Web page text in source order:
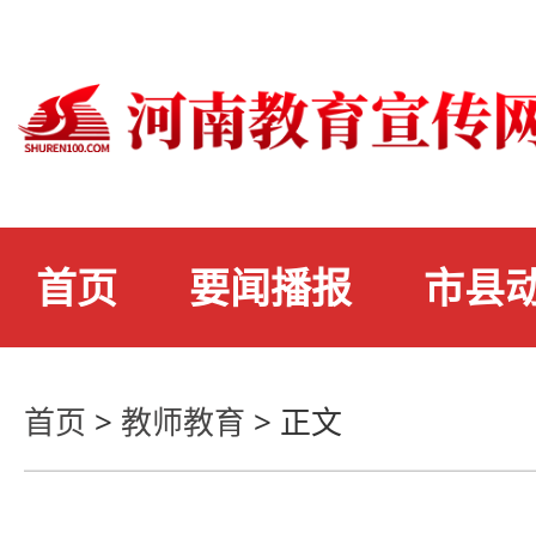
首页 要闻播报 市县
首页 > 教师教育 > 正文